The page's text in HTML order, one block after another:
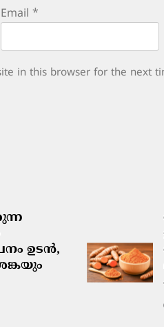
Email *
in this browser for the next
ഉടൻ,